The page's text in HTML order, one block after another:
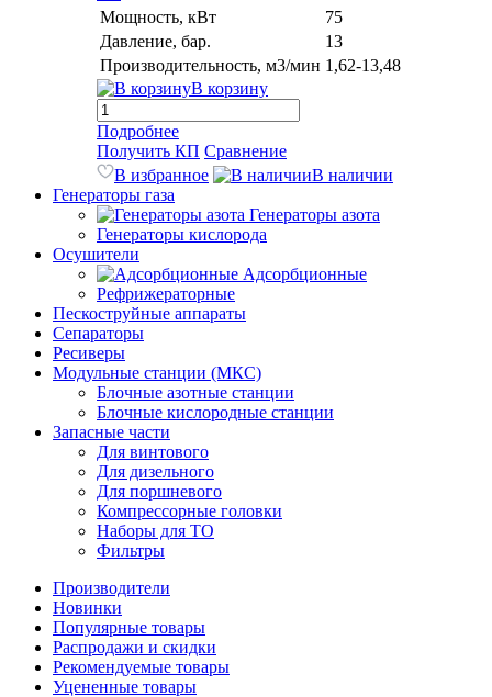
Мощность, кВт
75
Давление, бар.
13
Производительность, м3/мин 1,62-13,48
В корзину
Подробнее
Получить КП Сравнение
В избранное
В наличии
Генераторы газа
Генераторы азота
Генераторы кислорода
Осушители
Адсорбционные
Рефрижераторные
Пескоструйные аппараты
Сепараторы
Ресиверы
Модульные станции (МКС)
Блочные азотные станции
Блочные кислородные станции
Запасные части
Для винтового
Для дизельного
Для поршневого
Компрессорные головки
Наборы для ТО
Фильтры
Производители
Новинки
Популярные товары
Распродажи и скидки
Рекомендуемые товары
Уцененные товары